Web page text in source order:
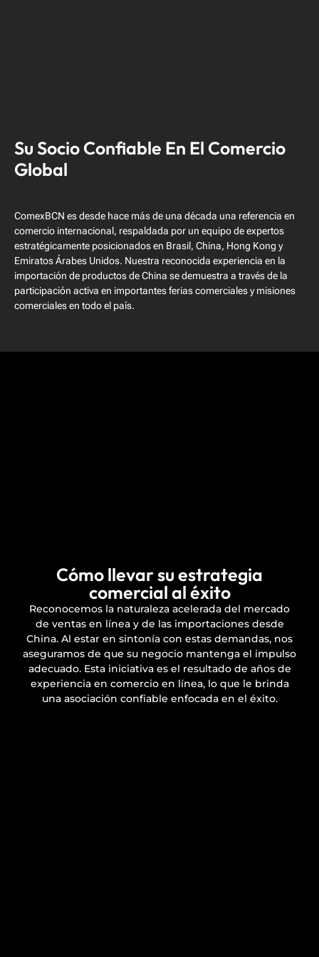
Su Socio Confiable En El Comercio
Global
ComexBCN es desde hace más de una década una referencia en
comercio internacional, respaldada por un equipo de expertos
estratégicamente posicionados en Brasil, China, Hong Kong y
Emiratos Árabes Unidos. Nuestra reconocida experiencia en la
importación de productos de China se demuestra a través de la
participación activa en importantes ferias comerciales y misiones
comerciales en todo el país.
Cómo llevar su estrategia
comercial al éxito
Reconocemos la naturaleza acelerada del mercado
de ventas en línea y de las importaciones desde
China. Al estar en sintonía con estas demandas, nos
aseguramos de que su negocio mantenga el impulso
adecuado. Esta iniciativa es el resultado de años de
experiencia en comercio en línea, lo que le brinda
una asociación confiable enfocada en el éxito.